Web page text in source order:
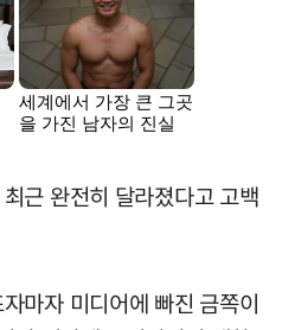
근 완전히 달라졌다고 고백
마자 미디어에 빠진 금쪽이